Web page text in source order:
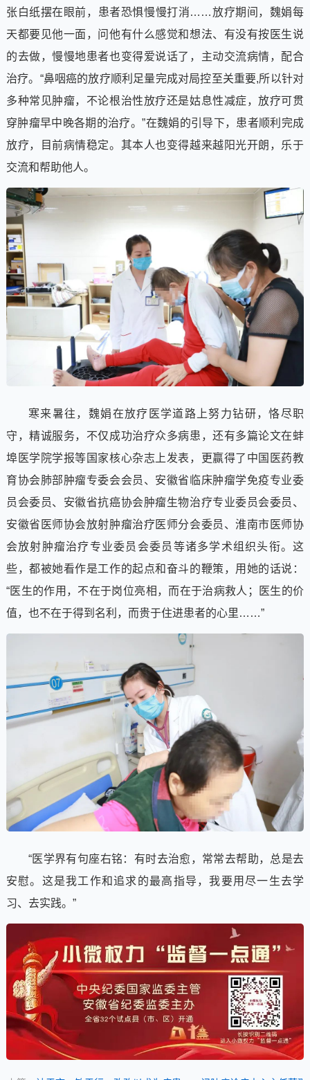
张白纸摆在眼前，患者恐惧慢慢打消……放疗期间，魏娟每
天都要见他一面，问他有什么感觉和想法、有没有按医生说
的去做，慢慢地患者也变得爱说话了，主动交流病情，配合
治疗。“鼻咽癌的放疗顺利足量完成对局控至关重要,所以针对
多种常见肿瘤，不论根治性放疗还是姑息性减症，放疗可贯
穿肿瘤早中晚各期的治疗。”在魏娟的引导下，患者顺利完成
放疗，目前病情稳定。其本人也变得越来越阳光开朗，乐于
交流和帮助他人。
寒来暑往，魏娟在放疗医学道路上努力钻研，恪尽职
守，精诚服务，不仅成功治疗众多病患，还有多篇论文在蚌
埠医学院学报等国家核心杂志上发表，更赢得了中国医药教
育协会肺部肿瘤专委会会员、安徽省临床肿瘤学免疫专业委
员会委员、安徽省抗癌协会肿瘤生物治疗专业委员会委员、
安徽省医师协会放射肿瘤治疗医师分会委员、淮南市医师协
会放射肿瘤治疗专业委员会委员等诸多学术组织头衔。这
些，都被她看作是工作的起点和奋斗的鞭策，用她的话说：
“医生的作用，不在于岗位亮相，而在于治病救人；医生的价
值，也不在于得到名利，而贵于住进患者的心里……”
“医学界有句座右铭：有时去治愈，常常去帮助，总是去
安慰。这是我工作和追求的最高指导，我要用尽一生去学
习、去实践。”